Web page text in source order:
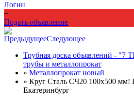
Логин
+
Подать объявление
ПредыдущееСледующее
Трубная доска объявлений - "7
трубы и металлопрокат
» Металлопрокат новый
» Круг Сталь СЧ20 100х500 мм!
Екатеринбург